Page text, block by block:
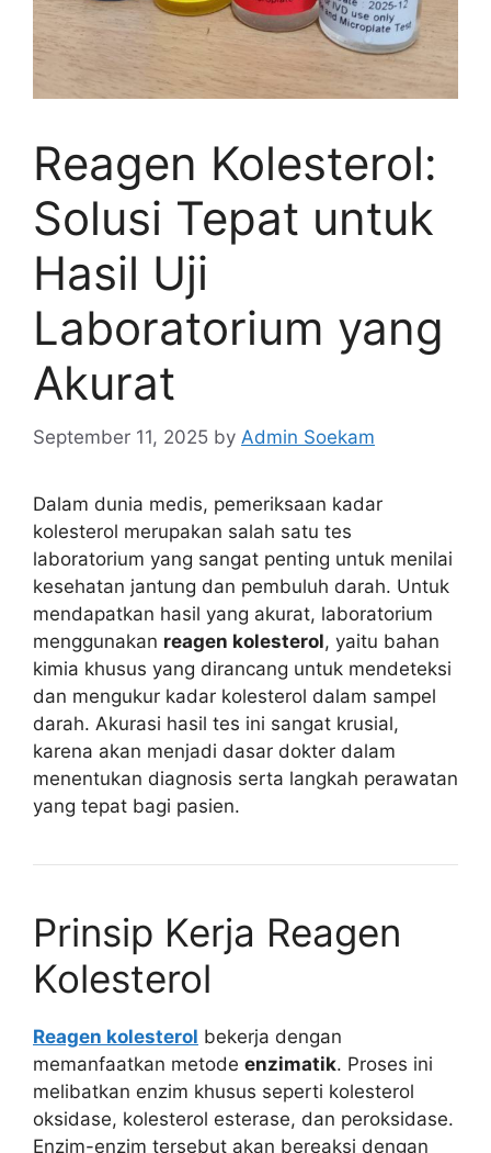
Reagen Kolesterol:
Solusi Tepat untuk
Hasil Uji
Laboratorium yang
Akurat
September 11, 2025 by Admin Soekam
Dalam dunia medis, pemeriksaan kadar
kolesterol merupakan salah satu tes
laboratorium yang sangat penting untuk menilai
kesehatan jantung dan pembuluh darah. Untuk
mendapatkan hasil yang akurat, laboratorium
menggunakan reagen kolesterol, yaitu bahan
kimia khusus yang dirancang untuk mendeteksi
dan mengukur kadar kolesterol dalam sampel
darah. Akurasi hasil tes ini sangat krusial,
karena akan menjadi dasar dokter dalam
menentukan diagnosis serta langkah perawatan
yang tepat bagi pasien.
Prinsip Kerja Reagen
Kolesterol
Reagen kolesterol bekerja dengan
memanfaatkan metode enzimatik. Proses ini
melibatkan enzim khusus seperti kolesterol
oksidase, kolesterol esterase, dan peroksidase.
Enzim-enzim tersebut akan bereaksi dengan